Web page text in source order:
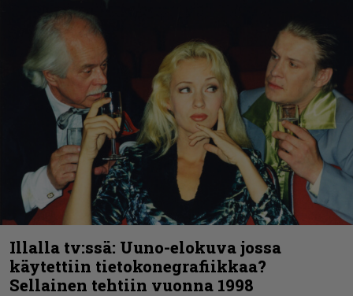
Illalla tv:ssä: Uuno-elokuva jossa
käytettiin tietokonegrafiikkaa?
Sellainen tehtiin vuonna 1998